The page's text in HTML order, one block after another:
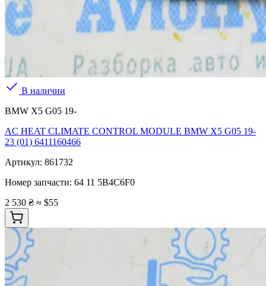
В наличии
BMW X5 G05 19-
AC HEAT CLIMATE CONTROL MODULE BMW X5 G05 19-
23 (01) 6411160466
Артикул: 861732
Номер запчасти: 64 11 5B4C6F0
2 530 ₴ ≈ $55